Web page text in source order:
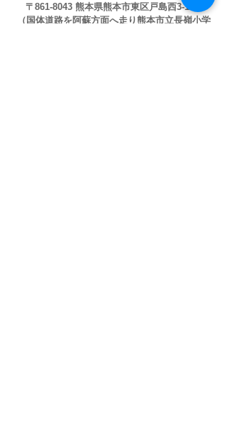
〒861-8043 熊本県熊本市東区戸島西3-1-35
（国体道路を阿蘇方面へ走り熊本市立長嶺小学